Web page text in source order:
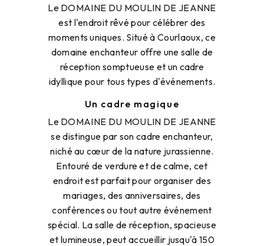
Le DOMAINE DU MOULIN DE JEANNE
est l'endroit rêvé pour célébrer des
moments uniques. Situé à Courlaoux, ce
domaine enchanteur offre une salle de
réception somptueuse et un cadre
idyllique pour tous types d'événements.
Un cadre magique
Le DOMAINE DU MOULIN DE JEANNE
se distingue par son cadre enchanteur,
niché au cœur de la nature jurassienne.
Entouré de verdure et de calme, cet
endroit est parfait pour organiser des
mariages, des anniversaires, des
conférences ou tout autre événement
spécial. La salle de réception, spacieuse
et lumineuse, peut accueillir jusqu'à 150